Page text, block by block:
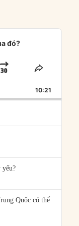
đó?
JUMP
FORWARD
SHARE
10:21
yếu?
Quốc có thể